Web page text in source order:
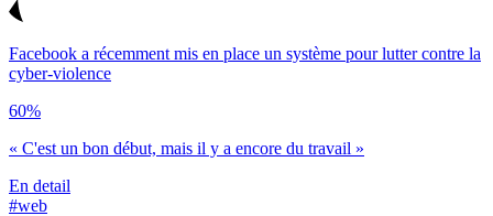
Facebook a récemment mis en place un système pour lutter contre la
cyber-violence
60%
« C'est un bon début, mais il y a encore du travail »
En detail
#web